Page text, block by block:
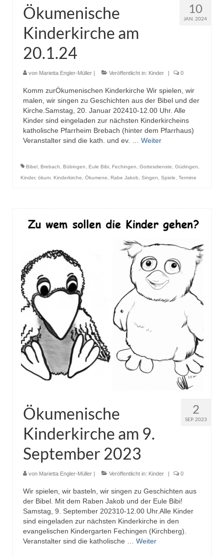
10
JAN. 2024
Ökumenische
Kinderkirche am
20.1.24
von Marietta Engler-Müller | Veröffentlicht in: Kinder | 0
Komm zurÖkumenischen Kinderkirche Wir spielen, wir
malen, wir singen zu Geschichten aus der Bibel und der
Kirche.Samstag, 20. Januar 202410-12.00 Uhr. Alle
Kinder sind eingeladen zur nächsten Kinderkircheins
katholische Pfarrheim Brebach (hinter dem Pfarrhaus)
Veranstalter sind die kath. und ev. … Weiter
Bibel Brebach Bübingen Eule Bibi Fechingen Gottesdienste Güdingen
Kinder, ökum. Kinderkirche Ökumene Rabe Jakob Singen Spiele Termine
2
SEP. 2023
Ökumenische
Kinderkirche am 9.
September 2023
von Marietta Engler-Müller | Veröffentlicht in: Kinder | 0
Wir spielen, wir basteln, wir singen zu Geschichten aus
der Bibel. Mit dem Raben Jakob und der Eule Bibi!
Samstag, 9. September 202310-12.00 Uhr.Alle Kinder
sind eingeladen zur nächsten Kinderkirche in den
evangelischen Kindergarten Fechingen (Kirchberg).
Veranstalter sind die katholische … Weiter